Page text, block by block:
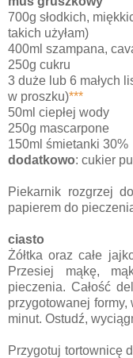
700g słodkich,
takich użyłam)
400ml szampana,
250g cukru
3 duże lub 6 małych
w proszku)***
50ml ciepłej wody
250g mascarpone
150ml śmietanki 30%
dodatkowo: cukier
Piekarnik rozgrzej
papierem do
ciasto
Żółtka oraz całe
Przesiej mąkę,
pieczenia. Całość
przygotowanej
minut. Ostudź,
Przygotuj tortownicę